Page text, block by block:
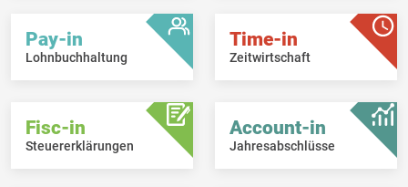
Pay-in
Lohnbuchhaltung
Time-in
Zeitwirtschaft
Fisc-in
Steuererklärungen
Account-in
Jahresabschlüsse